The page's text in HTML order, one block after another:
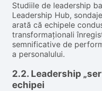
Studiile de leadership
Leadership Hub,
arată că echipele
transformaționali
semnificative de
a personalului.
2.2. Leadership
echipei